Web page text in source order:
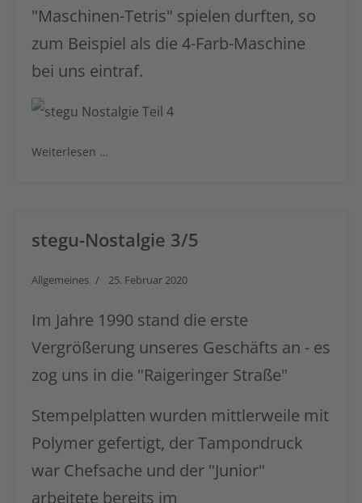
"Maschinen-Tetris" spielen durften, so
zum Beispiel als die 4-Farb-Maschine
bei uns eintraf.
Weiterlesen …
stegu-Nostalgie 3/5
Allgemeines 25. Februar 2020
Im Jahre 1990 stand die erste
Vergrößerung unseres Geschäfts an - es
zog uns in die "Raigeringer Straße"
Stempelplatten wurden mittlerweile mit
Polymer gefertigt, der Tampondruck
war Chefsache und der "Junior"
arbeitete bereits im